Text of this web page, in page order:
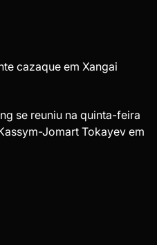
cazaque em Xangai
se reuniu na quinta-feira
Jomart Tokayev em